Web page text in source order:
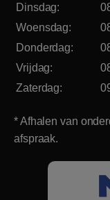
Dinsdag:
Woensdag:
Donderdag:
Vrijdag:
Zaterdag:
* Afhalen van
afspraak.